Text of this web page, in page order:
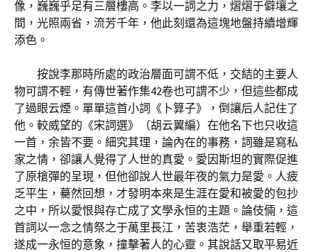
像，巍巍乎足有三層樓高。李以一詞之力，熠熠于僻壤之
間，光照兩省，流芳千年，他此刻還為這塊地盤持續增輝
添色。
按說李那時所處的政治層面可謂不低，交結的主要人
物可謂不輕，有傳世著作集42卷也可謂不少，但這些都成
了過眼云煙。單單這首小詞《卜算子》，倒讓后人記住了
他。較威望的《宋詞選》（胡云翼編）在他名下也只收這
一首，余皆不要。細究其理，論內在的事務，詞雖是寫私
家之情，卻讓人覺得了人世的真愛。愛因斯坦的實際促進
了原槍彈的呈現，但他卻說人世最年夜的氣力是愛。人疲
乏平生，驀然回想，才發明本來是生涯在愛和被愛的包抄
之中，所以愛恨與存亡成了文學永恒的主題。論伎倆，這
首詞以一念之情祭之于萬里長江，苦衷浩茫，舉重若輕，
遂成一永恒的意象，撞擊著人的心靈。其說話又取平易近